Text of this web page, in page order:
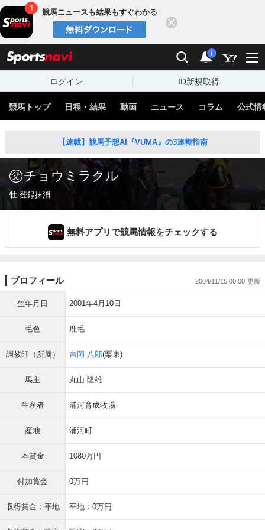
競馬ニュースも結果もすぐわかる
検索 通知
i
ログイン ID新規取得
競馬トップ 日程・結果 動画 ニュース コラム 公式情
【連載】競馬予想AI『VUMA』の3連複指南
チョウミラクル
牡 登録抹消
無料アプリで競馬情報をチェックする
プロフィール 2004/11/15 00:00
生年月日 2001年4月10日
毛色 鹿毛
調教師（所属） 吉岡 八郎(栗東)
馬主 丸山 隆雄
生産者 浦河育成牧場
産地 浦河町
本賞金 1080万円
付加賞金 0万円
収得賞金：平地 平地：0万円